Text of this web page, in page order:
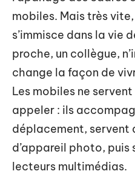
mobiles. Mais très
s’immisce dans la vie
proche, un collègue,
change la façon de
Les mobiles ne
appeler : ils
déplacement, servent
d’appareil photo, puis
lecteurs multimédias.